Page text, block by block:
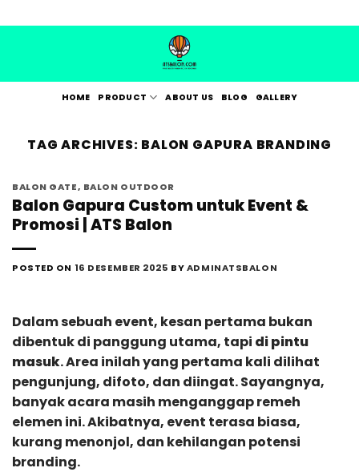
to
HOME PRODUCT ABOUT US BLOG GALLERY
TAG ARCHIVES: BALON GAPURA BRANDING
BALON GATE, BALON OUTDOOR
Balon Gapura Custom untuk Event &
Promosi | ATS Balon
POSTED ON 16 DESEMBER 2025 BYADMINATSBALON
Dalam sebuah event, kesan pertama bukan
dibentuk di panggung utama, tapi di pintu
masuk. Area inilah yang pertama kali dilihat
pengunjung, difoto, dan diingat. Sayangnya,
banyak acara masih menganggap remeh
elemen ini. Akibatnya, event terasa biasa,
kurang menonjol, dan kehilangan potensi
branding.